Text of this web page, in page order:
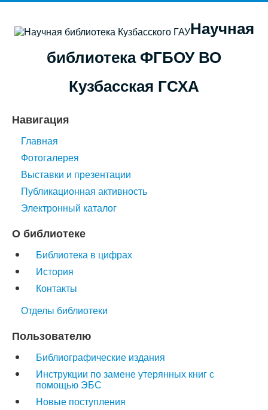
Научная
библиотека ФГБОУ ВО
Кузбасская ГСХА
Навигация
Главная
Фотогалерея
Выставки и презентации
Публикационная активность
Электронный каталог
О библиотеке
Библиотека в цифрах
История
Контакты
Отделы библиотеки
Пользователю
Библиографические издания
Инструкции по замене утерянных книг с
помощью ЭБС
Новые поступления